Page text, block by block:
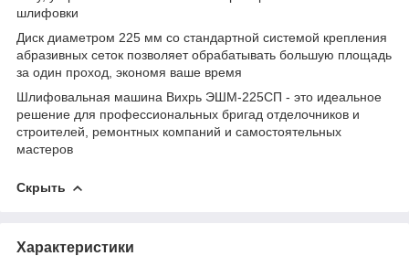
шлифовки
Диск диаметром 225 мм со стандартной системой крепления
абразивных сеток позволяет обрабатывать большую площадь
за один проход, экономя ваше время
Шлифовальная машина Вихрь ЭШМ-225СП - это идеальное
решение для профессиональных бригад отделочников и
строителей, ремонтных компаний и самостоятельных
мастеров
Скрыть
Характеристики